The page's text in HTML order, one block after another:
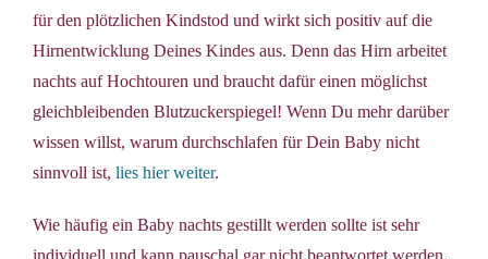
für den plötzlichen Kindstod und wirkt sich positiv auf die
Hirnentwicklung Deines Kindes aus. Denn das Hirn arbeitet
nachts auf Hochtouren und braucht dafür einen möglichst
gleichbleibenden Blutzuckerspiegel! Wenn Du mehr darüber
wissen willst, warum durchschlafen für Dein Baby nicht
sinnvoll ist, lies hier weiter.
Wie häufig ein Baby nachts gestillt werden sollte ist sehr
individuell und kann pauschal gar nicht beantwortet werden.